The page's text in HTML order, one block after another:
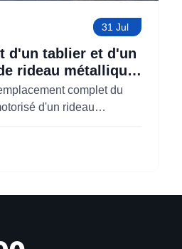
31 Jul
d'un tablier et d'un
rideau métallique
(Optical Center)
complet du
d'un rideau